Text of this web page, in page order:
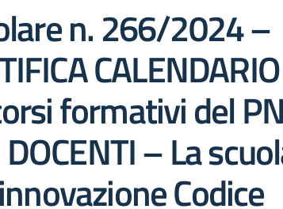
n. 266/2024 –
CALENDARIO
formativi del
– La
Codice